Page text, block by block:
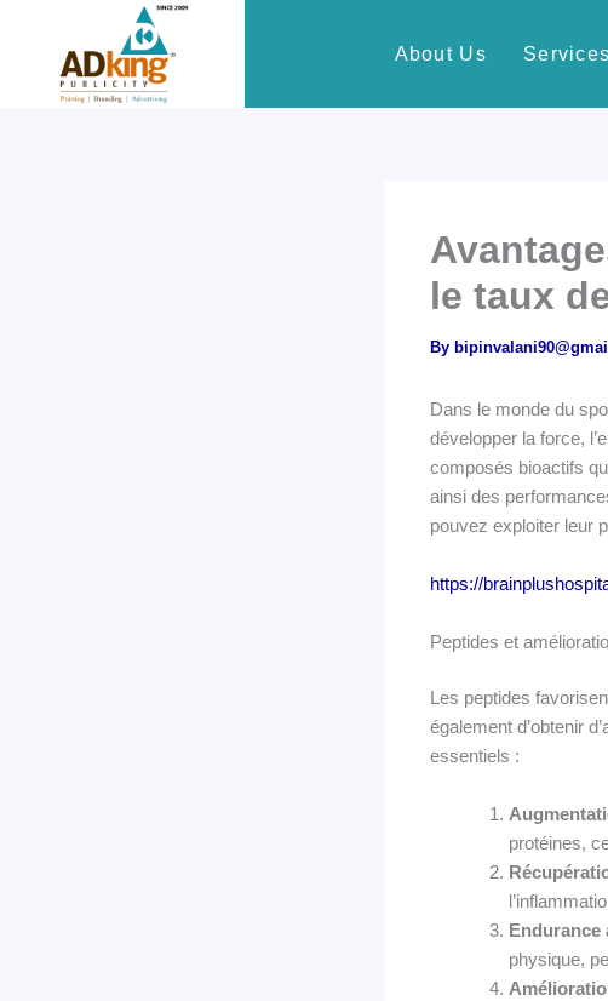
About Us Services
le taux
By
Dans le monde du
développer la force,
composés bioactifs
ainsi des
pouvez exploiter leur
https://
Peptides et
Les peptides
également d’obtenir
essentiels :
protéines,
Endurance
physique,